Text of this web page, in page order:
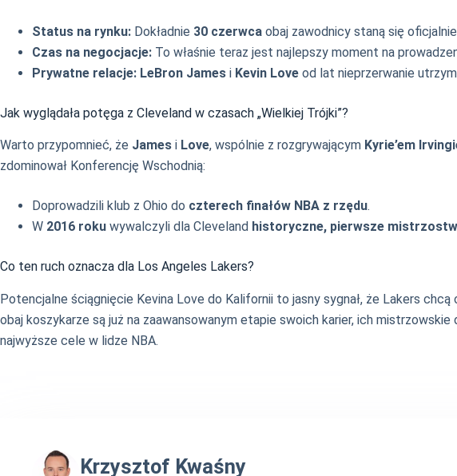
Status na rynku: Dokładnie 30 czerwca obaj zawodnicy staną się oficjalnie
Czas na negocjacje: To właśnie teraz jest najlepszy moment na
Prywatne relacje: LeBron James i Kevin Love od lat nieprzerwanie
Jak wyglądała potęga z Cleveland w czasach „Wielkiej Trójki”?
Warto przypomnieć, że James i Love, wspólnie z rozgrywającym Kyrie’em
zdominował Konferencję Wschodnią:
Doprowadzili klub z Ohio do czterech finałów NBA z rzędu.
W 2016 roku wywalczyli dla Cleveland historyczne, pierwsze
Co ten ruch oznacza dla Los Angeles Lakers?
Potencjalne ściągnięcie Kevina Love do Kalifornii to jasny sygnał, że Lakers
obaj koszykarze są już na zaawansowanym etapie swoich karier, ich
najwyższe cele w lidze NBA.
Krzysztof Kwaśny